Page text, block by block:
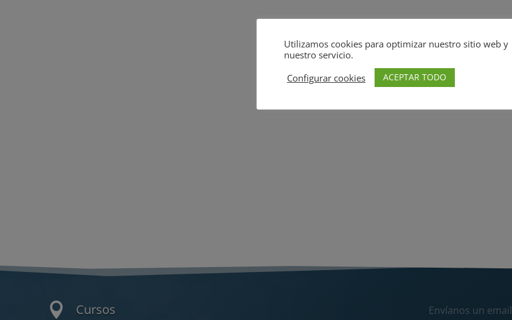
 Cursos Envíanos un email
Utilizamos cookies para optimizar nuestro sitio web y
nuestro servicio.
Configurar cookies
ACEPTAR TODO